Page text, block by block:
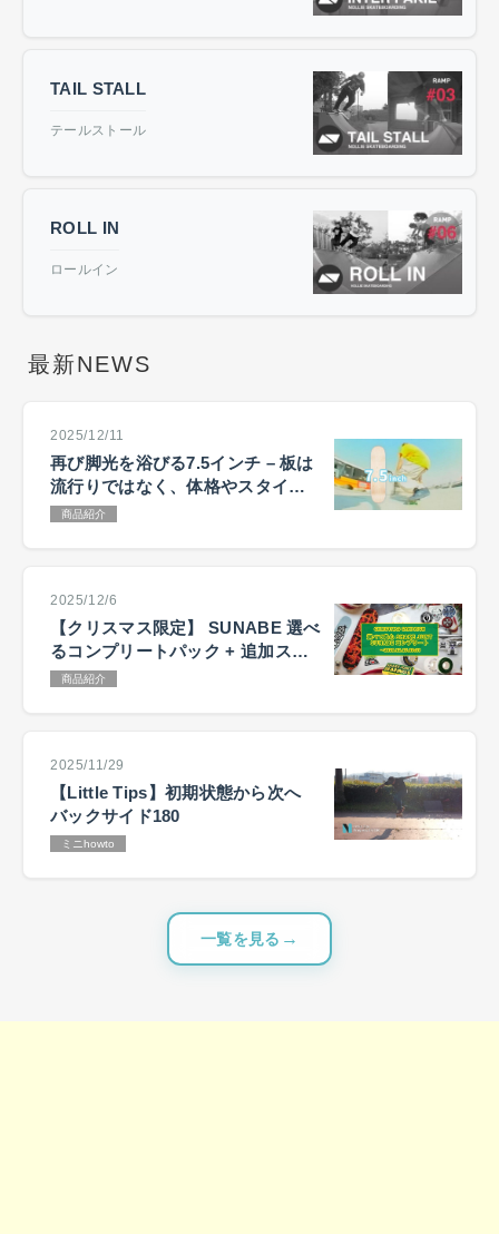
TAIL STALL
テールストール
ROLL IN
ロールイン
最新NEWS
2025/12/11
再び脚光を浴びる7.5インチ – 板は
流行りではなく、体格やスタイル
で選ぶ
商品紹介
2025/12/6
【クリスマス限定】 SUNABE 選べ
るコンプリートパック + 追加ステ
ッカーキャンペーン
商品紹介
2025/11/29
【Little Tips】初期状態から次へ
バックサイド180
ミニhowto
一覧を見る